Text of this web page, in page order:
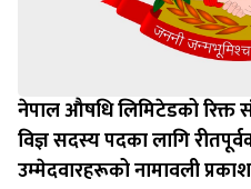
नेपाल औषधि लिमिटेडको रिक्त
विज्ञ सदस्य पदका लागि
उम्‍मेदवारहरूको नामावली